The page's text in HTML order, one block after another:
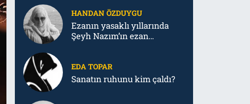
HANDAN ÖZDUYGU
Ezanın yasaklı yıllarında
Şeyh Nazım’ın ezan
EDA TOPAR
Sanatın ruhunu kim çaldı?